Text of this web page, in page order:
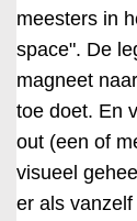
meesters in
space". De
magneet
toe doet. En
out (een of
visueel
er als